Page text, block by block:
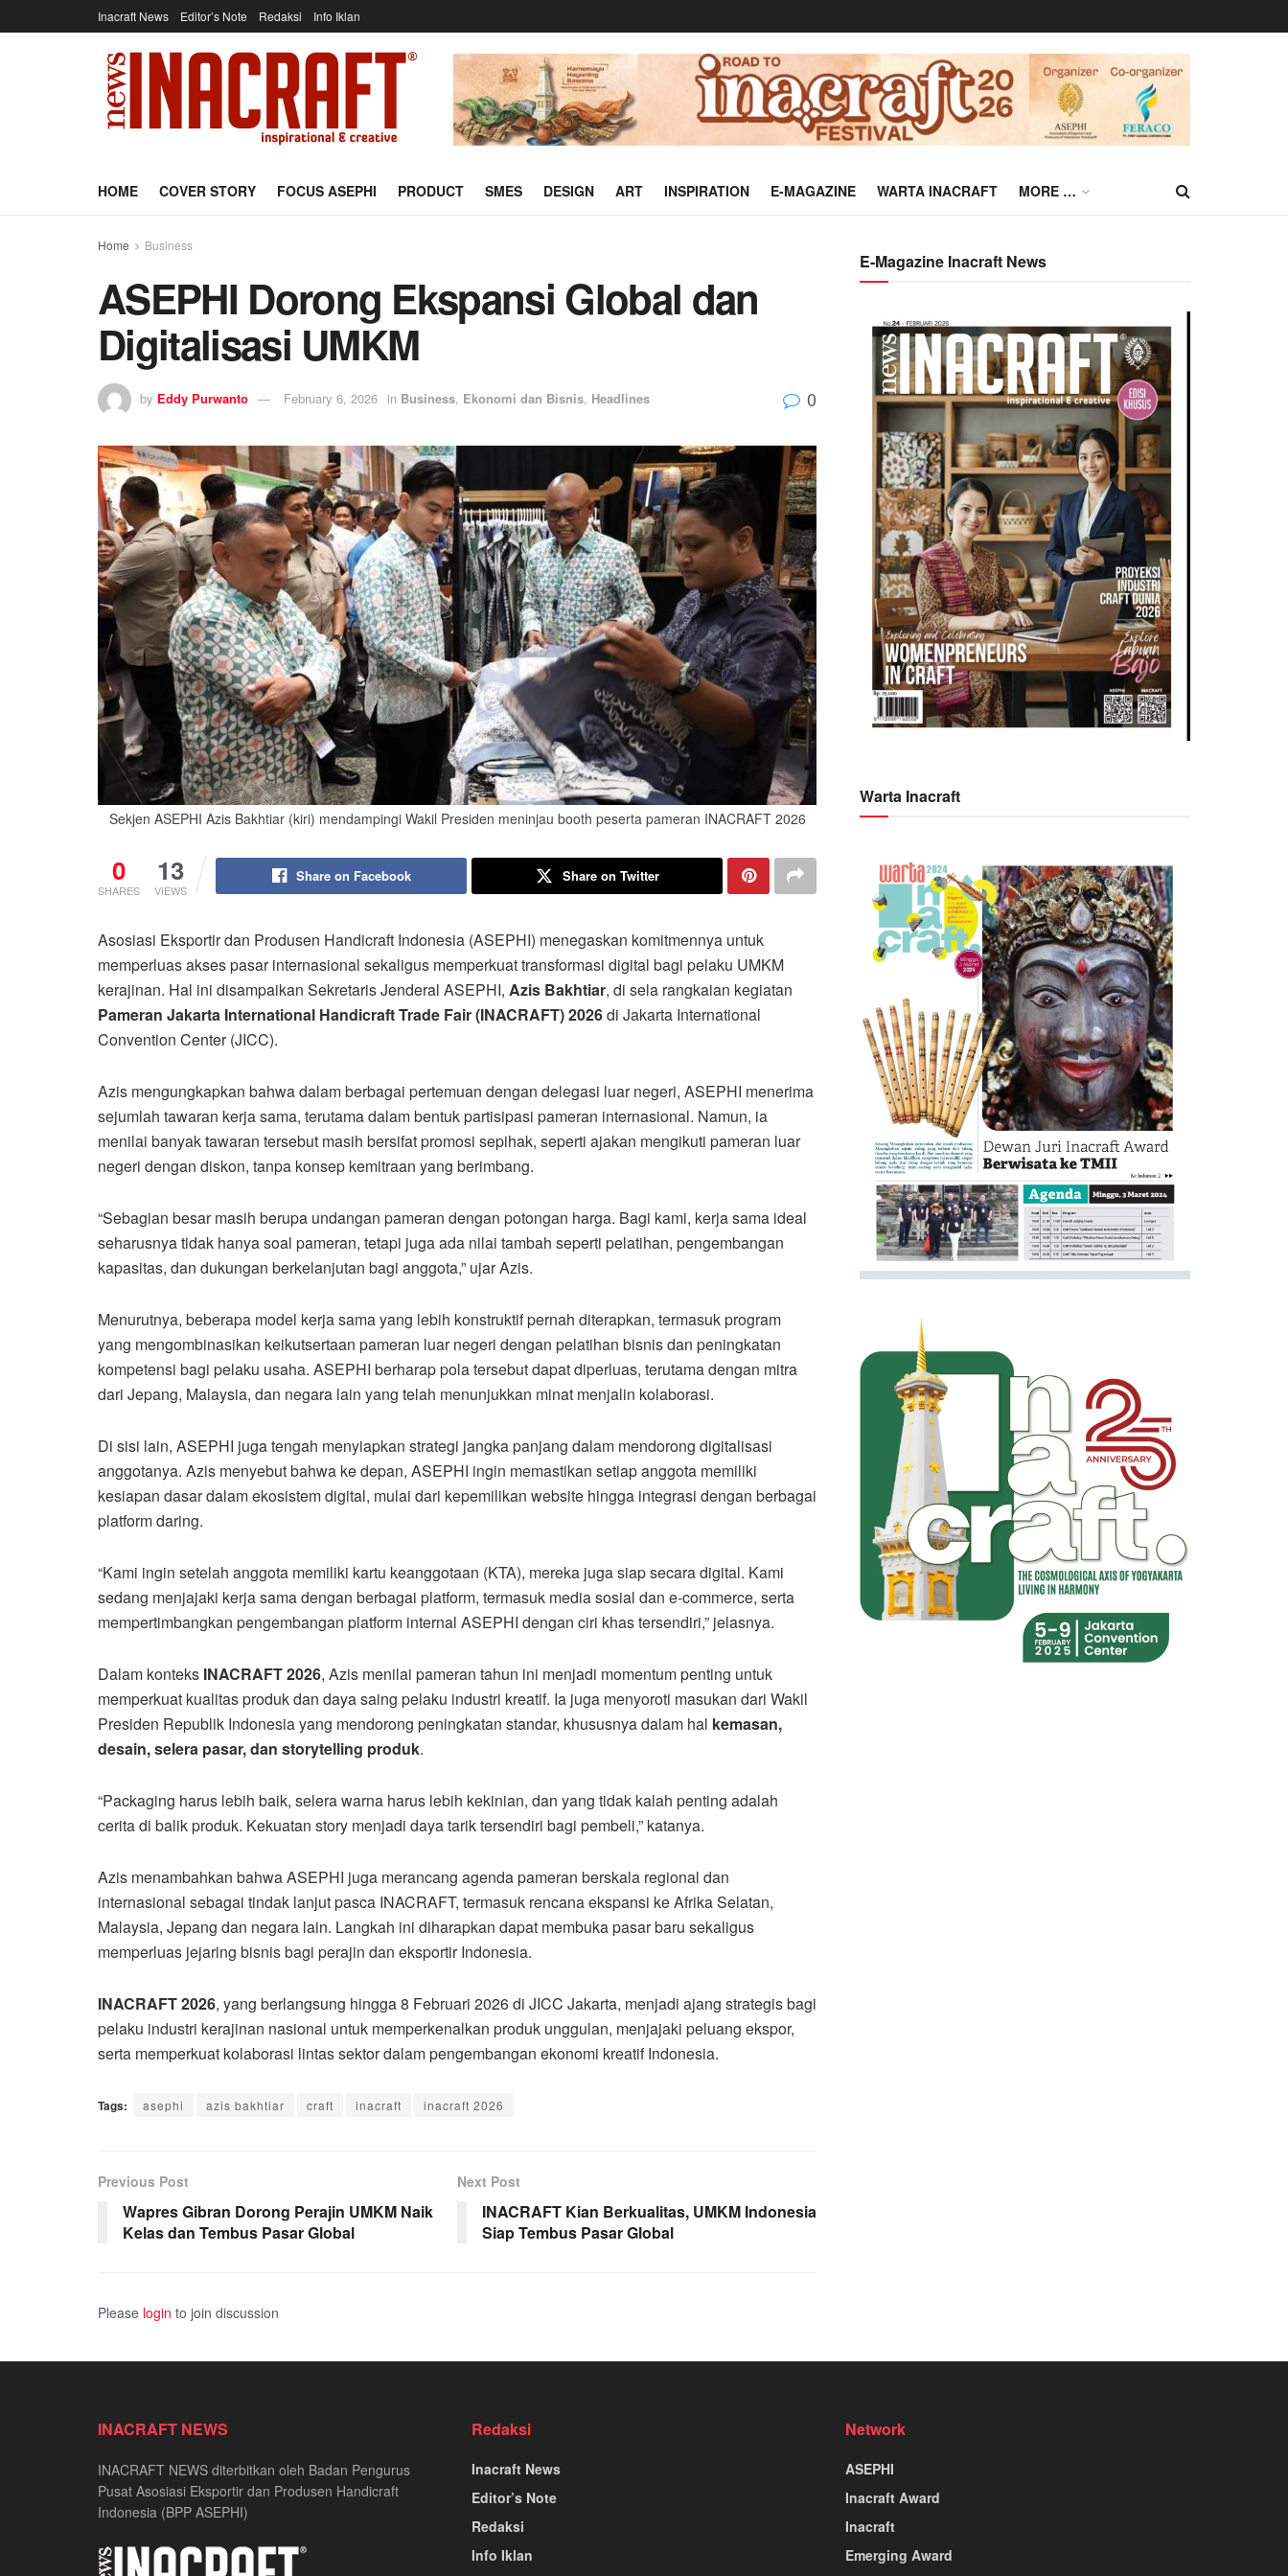
Inacraft News Editor’s Note Redaksi Info Iklan
HOME COVER STORY FOCUS ASEPHI PRODUCT SMES DESIGN ART INSPIRATION E-MAGAZINE WARTA INACRAFT MORE …
Home Business
ASEPHI Dorong Ekspansi Global dan
Digitalisasi UMKM
by Eddy Purwanto February 6, 2026 in Business, Ekonomi dan Bisnis, Headlines 0
Sekjen ASEPHI Azis Bakhtiar (kiri) mendampingi Wakil Presiden meninjau booth peserta pameran INACRAFT 2026
0
SHARES
13
VIEWS
Share on Facebook Share on Twitter
Asosiasi Eksportir dan Produsen Handicraft Indonesia (ASEPHI) menegaskan komitmennya untuk
memperluas akses pasar internasional sekaligus memperkuat transformasi digital bagi pelaku UMKM
kerajinan. Hal ini disampaikan Sekretaris Jenderal ASEPHI, Azis Bakhtiar, di sela rangkaian kegiatan
Pameran Jakarta International Handicraft Trade Fair (INACRAFT) 2026di Jakarta International
Convention Center (JICC).
Azis mengungkapkan bahwa dalam berbagai pertemuan dengan delegasi luar negeri, ASEPHI menerima
sejumlah tawaran kerja sama, terutama dalam bentuk partisipasi pameran internasional. Namun, ia
menilai banyak tawaran tersebut masih bersifat promosi sepihak, seperti ajakan mengikuti pameran luar
negeri dengan diskon, tanpa konsep kemitraan yang berimbang.
“Sebagian besar masih berupa undangan pameran dengan potongan harga. Bagi kami, kerja sama ideal
seharusnya tidak hanya soal pameran, tetapi juga ada nilai tambah seperti pelatihan, pengembangan
kapasitas, dan dukungan berkelanjutan bagi anggota,” ujar Azis.
Menurutnya, beberapa model kerja sama yang lebih konstruktif pernah diterapkan, termasuk program
yang mengombinasikan keikutsertaan pameran luar negeri dengan pelatihan bisnis dan peningkatan
kompetensi bagi pelaku usaha. ASEPHI berharap pola tersebut dapat diperluas, terutama dengan mitra
dari Jepang, Malaysia, dan negara lain yang telah menunjukkan minat menjalin kolaborasi.
Di sisi lain, ASEPHI juga tengah menyiapkan strategi jangka panjang dalam mendorong digitalisasi
anggotanya. Azis menyebut bahwa ke depan, ASEPHI ingin memastikan setiap anggota memiliki
kesiapan dasar dalam ekosistem digital, mulai dari kepemilikan website hingga integrasi dengan berbagai
platform daring.
“Kami ingin setelah anggota memiliki kartu keanggotaan (KTA), mereka juga siap secara digital. Kami
sedang menjajaki kerja sama dengan berbagai platform, termasuk media sosial dan e-commerce, serta
mempertimbangkan pengembangan platform internal ASEPHI dengan ciri khas tersendiri,” jelasnya.
Dalam konteks INACRAFT 2026, Azis menilai pameran tahun ini menjadi momentum penting untuk
memperkuat kualitas produk dan daya saing pelaku industri kreatif. Ia juga menyoroti masukan dari Wakil
Presiden Republik Indonesia yang mendorong peningkatan standar, khususnya dalam hal kemasan,
desain, selera pasar, dan storytelling produk.
“Packaging harus lebih baik, selera warna harus lebih kekinian, dan yang tidak kalah penting adalah
cerita di balik produk. Kekuatan story menjadi daya tarik tersendiri bagi pembeli,” katanya.
Azis menambahkan bahwa ASEPHI juga merancang agenda pameran berskala regional dan
internasional sebagai tindak lanjut pasca INACRAFT, termasuk rencana ekspansi ke Afrika Selatan,
Malaysia, Jepang dan negara lain. Langkah ini diharapkan dapat membuka pasar baru sekaligus
memperluas jejaring bisnis bagi perajin dan eksportir Indonesia.
INACRAFT 2026, yang berlangsung hingga 8 Februari 2026 di JICC Jakarta, menjadi ajang strategis bagi
pelaku industri kerajinan nasional untuk memperkenalkan produk unggulan, menjajaki peluang ekspor,
serta memperkuat kolaborasi lintas sektor dalam pengembangan ekonomi kreatif Indonesia.
Tags: asephi azis bakhtiar craft inacraft inacraft 2026
Previous Post
Wapres Gibran Dorong Perajin UMKM Naik
Kelas dan Tembus Pasar Global
Next Post
INACRAFT Kian Berkualitas, UMKM Indonesia
Siap Tembus Pasar Global
Please login to join discussion
E-Magazine Inacraft News
Warta Inacraft
INACRAFT NEWS
INACRAFT NEWS diterbitkan oleh Badan Pengurus
Pusat Asosiasi Eksportir dan Produsen Handicraft
Indonesia (BPP ASEPHI)
Redaksi
Inacraft News
Editor’s Note
Redaksi
Info Iklan
Network
ASEPHI
Inacraft Award
Inacraft
Emerging Award